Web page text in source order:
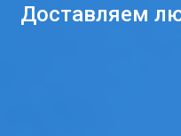
Доставляем